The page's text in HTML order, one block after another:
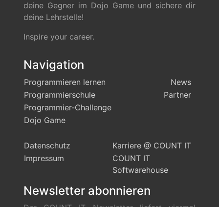
deine Gegner im Dojo Game und sichere dir
deine Lehrstelle!
Inspire your career.
Navigation
Programmieren lernen
News
Programmierschule
Partner
Programmier-Challenge
Dojo Game
Datenschutz
Karriere @ COUNT IT
Impressum
COUNT IT
Softwarehouse
Newsletter abonnieren